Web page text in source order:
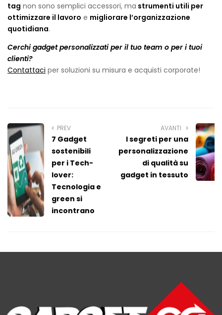
tag non sono semplici accessori, ma strumenti utili per
ottimizzare il lavoro e migliorare l’organizzazione
quotidiana.
Cerchi gadget personalizzati per il tuo team o per i tuoi
clienti?
Contattaci per soluzioni su misura e acquisti corporate!
PREV
7 Gadget
sostenibili
per i Tech-
lover:
Tecnologia e
green si
incontrano
AVANTI
I segreti per una
personalizzazione
di qualità su
gadget in tessuto